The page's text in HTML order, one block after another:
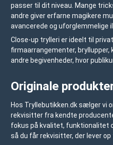
passer til dit niveau. Mange
andre giver erfarne magikere
avancerede og uforglemmelige
Close-up trylleri er ideelt til
firmaarrangementer, bryllupper,
andre begivenheder, hvor
Originale
Hos Tryllebutikken.dksælger vi
rekvisitter fra kendte
fokus på kvalitet, funktionalitet
så du får rekvisitter, der lever